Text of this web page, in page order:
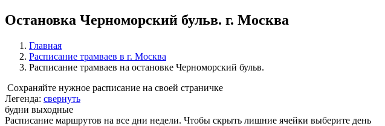
Остановка Черноморский бульв. г. Москва
Главная
Расписание трамваев в г. Москва
Расписание трамваев на остановке Черноморский бульв.
Сохраняйте нужное расписание на своей страничке
Легенда: свернуть
будни выходные
Расписание маршрутов на все дни недели. Чтобы скрыть лишние ячейки выберите день